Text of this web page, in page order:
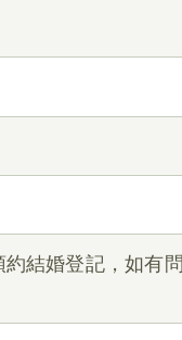
結婚登記，如有